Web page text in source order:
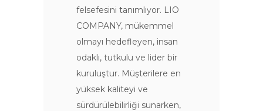
felsefesini tanımlıyor. LIO
COMPANY, mükemmel
olmayı hedefleyen, insan
odaklı, tutkulu ve lider bir
kuruluştur. Müşterilere en
yüksek kaliteyi ve
sürdürülebilirliği sunarken,